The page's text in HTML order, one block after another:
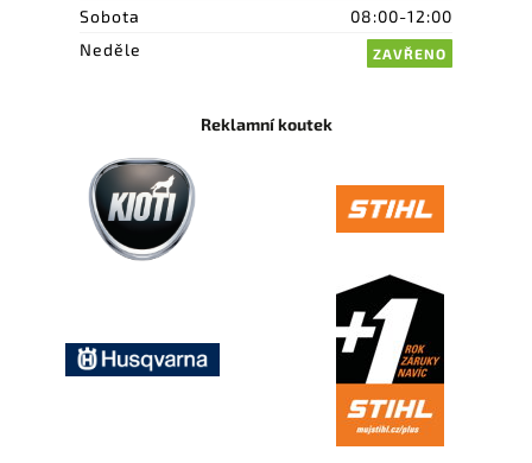
Sobota
08:00-12:00
Neděle
ZAVŘENO
Reklamní koutek